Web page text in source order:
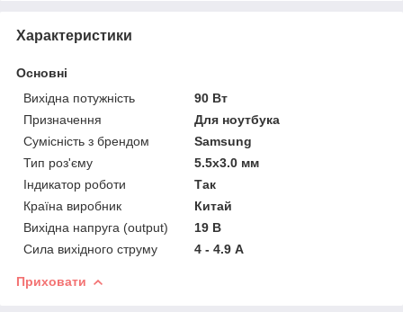
Характеристики
Основні
Вихідна потужність
90 Вт
Призначення
Для ноутбука
Сумісність з брендом
Samsung
Тип роз'єму
5.5x3.0 мм
Індикатор роботи
Так
Країна виробник
Китай
Вихідна напруга (output)
19 В
Сила вихідного струму
4 - 4.9 А
Приховати